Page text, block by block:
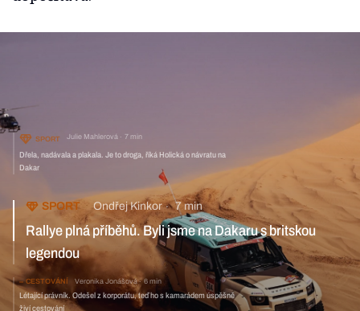
Dřela, nadávala a plakala. Je to droga, říká Holická o návratu na
SPORT Ondřej Kinkor 7 min
Rallye plná příběhů. Byli jsme na Dakaru s britskou legendou
CESTOVÁNÍ Veronika Jonášová 6 min
Létající právník. Odešel z korporátu, teď ho